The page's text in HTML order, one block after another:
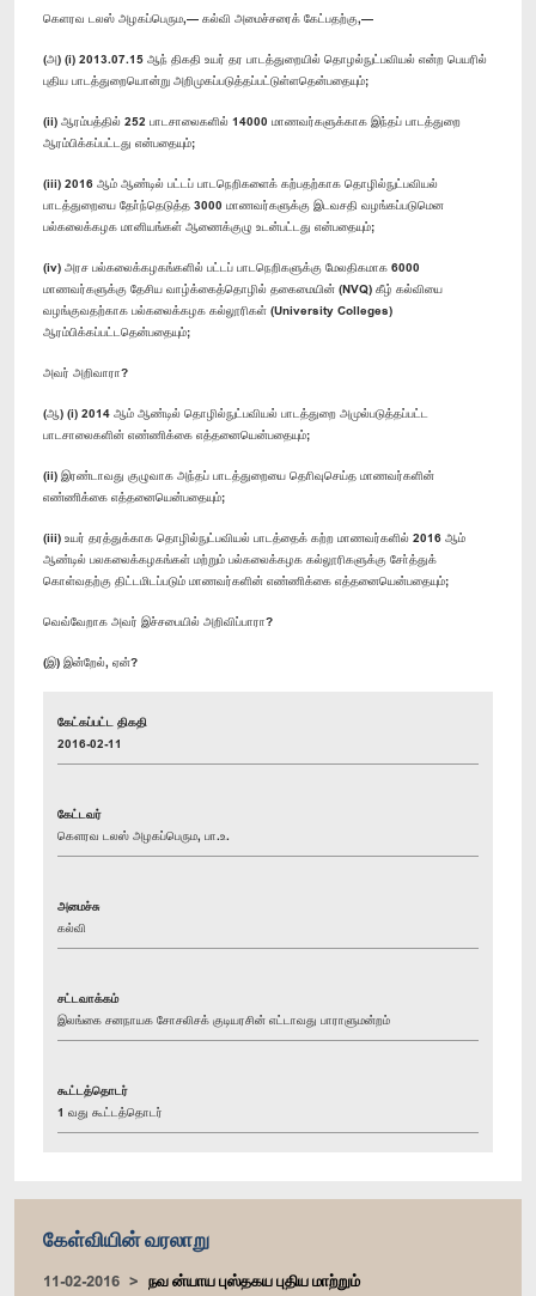
கெளரவ டலஸ் அழகப்பெரும,— கல்வி அமைச்சரைக் கேட்பதற்கு,—
(அ) (i) 2013.07.15 ஆந் திகதி உயர் தர பாடத்துறையில் தொழல்நுட்பவியல் என்ற பெயரில்
புதிய பாடத்துறையொன்று அறிமுகப்படுத்தப்பட்டுள்ளதென்பதையும்;
(ii) ஆரம்பத்தில் 252 பாடசாலைகளில் 14000 மாணவர்களுக்காக இந்தப் பாடத்துறை
ஆரம்பிக்கப்பட்டது என்பதையும்;
(iii) 2016 ஆம் ஆண்டில் பட்டப் பாடநெறிகளைக் கற்பதற்காக தொழில்நுட்பவியல்
பாடத்துறையை தோ்ந்தெடுத்த 3000 மாணவர்களுக்கு இடவசதி வழங்கப்படுமென
பல்கலைக்கழக மானியங்கள் ஆணைக்குழு உடன்பட்டது என்பதையும்;
(iv) அரச பல்கலைக்கழகங்களில் பட்டப் பாடநெறிகளுக்கு மேலதிகமாக 6000
மாணவர்களுக்கு தேசிய வாழ்க்கைத்தொழில் தகைமையின் (NVQ) கீழ் கல்வியை
வழங்குவதற்காக பல்கலைக்கழக கல்லூரிகள் (University Colleges)
ஆரம்பிக்கப்பட்டதென்பதையும்;
அவர் அறிவாரா?
(ஆ) (i) 2014 ஆம் ஆண்டில் தொழில்நுட்பவியல் பாடத்துறை அமுல்படுத்தப்பட்ட
பாடசாலைகளின் எண்ணிக்கை எத்தனையென்பதையும்;
(ii) இரண்டாவது குழுவாக அந்தப் பாடத்துறையை தொிவுசெய்த மாணவர்களின்
எண்ணிக்கை எத்தனையென்பதையும்;
(iii) உயர் தரத்துக்காக தொழில்நுட்பவியல் பாடத்தைக் கற்ற மாணவர்களில் 2016 ஆம்
ஆண்டில் பலகலைக்கழகங்கள் மற்றும் பல்கலைக்கழக கல்லூரிகளுக்கு சோ்த்துக்
கொள்வதற்கு திட்டமிடப்படும் மாணவர்களின் எண்ணிக்கை எத்தனையென்பதையும்;
வெவ்வேறாக அவர் இச்சபையில் அறிவிப்பாரா?
(இ) இன்றேல், ஏன்?
கேட்கப்பட்ட திகதி
2016-02-11
கேட்டவர்
கௌரவ டலஸ் அழகப்பெரும, பா.உ.
அமைச்சு
கல்வி
சட்டவாக்கம்
இலங்கை சனநாயக சோசலிசக் குடியரசின் எட்டாவது பாராளுமன்றம்
கூட்டத்தொடர்
1 வது கூட்டத்தொடர்
கேள்வியின் வரலாறு
11-02-2016
நவ ன்யாய புஸ்தகய புதிய மாற்றும்